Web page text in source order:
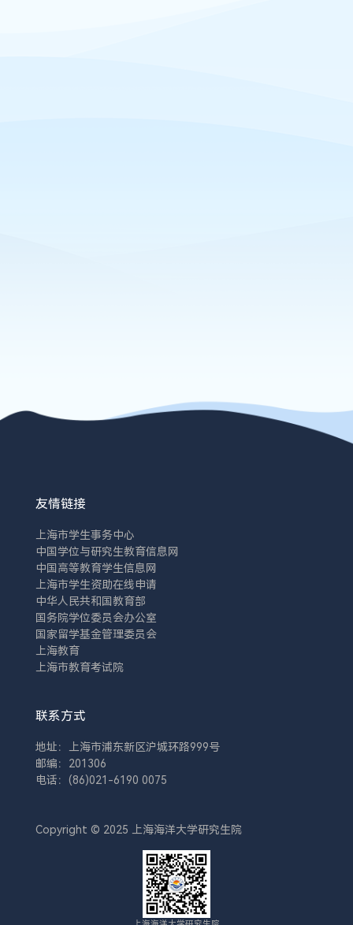
友情链接
上海市学生事务中心
中国学位与研究生教育信息网
中国高等教育学生信息网
上海市学生资助在线申请
中华人民共和国教育部
国务院学位委员会办公室
国家留学基金管理委员会
上海教育
上海市教育考试院
联系方式
地址：上海市浦东新区沪城环路999号
邮编：201306
电话：(86)021-6190 0075
Copyright © 2025 上海海洋大学研究生院